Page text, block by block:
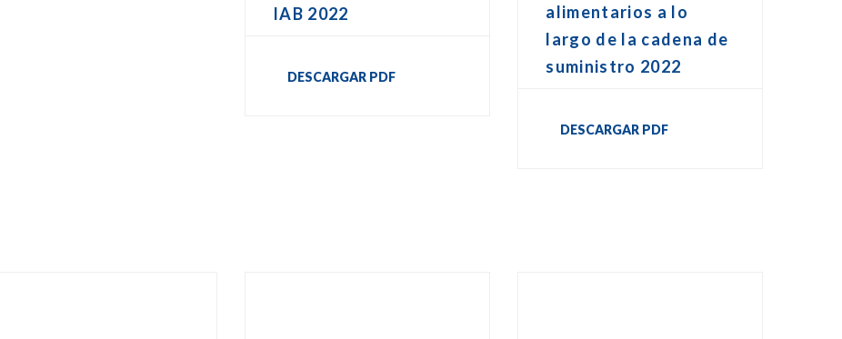
IAB 2022
DESCARGAR PDF
alimentarios a lo
largo de la cadena de
suministro 2022
DESCARGAR PDF